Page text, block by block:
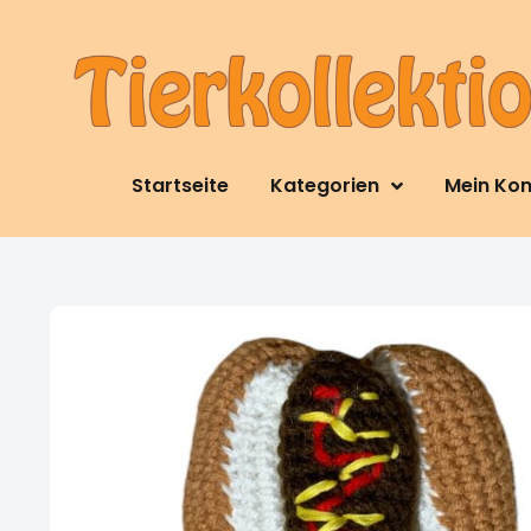
Startseite Kategorien Mein